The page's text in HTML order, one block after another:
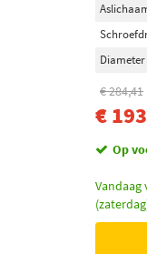
€ 284,41
€
Op
Vandaag